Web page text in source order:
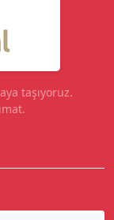
taşıyoruz.